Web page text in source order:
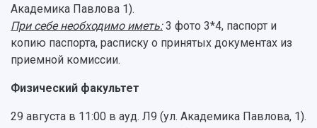
Академика Павлова 1).
При себе необходимо иметь:3 фото 3*4, паспорт и
копию паспорта, расписку о принятых документах из
приемной комиссии.
Физический факультет
29 августа в 11:00 в ауд. Л9 (ул. Академика Павлова, 1).